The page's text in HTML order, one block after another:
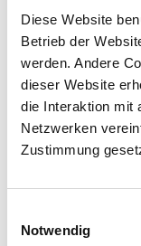
Diese Website
Betrieb der
werden. Andere
dieser Website
die Interaktion mit
Netzwerken
Zustimmung
Notwendig